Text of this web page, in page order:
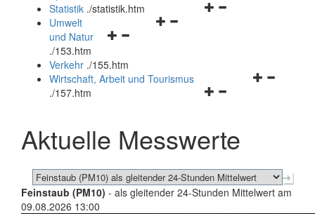
Navigationsmenü
Navigationsmenü
Statistik ./statistik.htm
Navigationsmenü
und
schließen
Umwelt
und Natur
./153.htm
Verkehr ./155.htm
Navigationsmenü
schließen
Wirtschaft, Arbeit und Tourismus
./157.htm
Aktuelle Messwerte
Feinstaub (PM10) - als gleitender 24-Stunden Mittelwert am
09.08.2026 13:00